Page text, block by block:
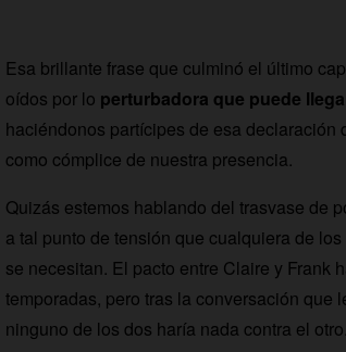
Esa brillante frase que culminó el último
oídos por lo perturbadora que puede
haciéndonos partícipes de esa
como cómplice de nuestra presencia.
Quizás estemos hablando del trasvase de
a tal punto de tensión que cualquiera de
se necesitan. El pacto entre Claire y Frank
temporadas, pero tras la conversación que
ninguno de los dos haría nada contra el otro.